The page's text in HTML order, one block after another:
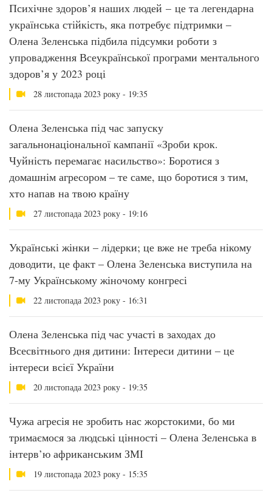
Психічне здоров’я наших людей – це та легендарна
українська стійкість, яка потребує підтримки –
Олена Зеленська підбила підсумки роботи з
упровадження Всеукраїнської програми ментального
здоров’я у 2023 році
28 листопада 2023 року - 19:35
Олена Зеленська під час запуску
загальнонаціональної кампанії «Зроби крок.
Чуйність перемагає насильство»: Боротися з
домашнім агресором – те саме, що боротися з тим,
хто напав на твою країну
27 листопада 2023 року - 19:16
Українські жінки – лідерки; це вже не треба нікому
доводити, це факт – Олена Зеленська виступила на
7-му Українському жіночому конгресі
22 листопада 2023 року - 16:31
Олена Зеленська під час участі в заходах до
Всесвітнього дня дитини: Інтереси дитини – це
інтереси всієї України
20 листопада 2023 року - 19:35
Чужа агресія не зробить нас жорстокими, бо ми
тримаємося за людські цінності – Олена Зеленська в
інтерв’ю африканським ЗМІ
19 листопада 2023 року - 15:35